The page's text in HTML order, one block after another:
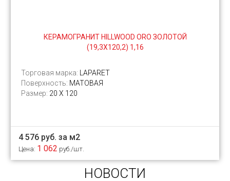
КЕРАМОГРАНИТ HILLWOOD ORO ЗОЛОТОЙ
(19,3Х120,2) 1,16
Торговая марка: LAPARET
Поверхность: МАТОВАЯ
Размер: 20 Х 120
4 576 руб. за м2
Цена: 1 062 руб./шт.
НОВОСТИ